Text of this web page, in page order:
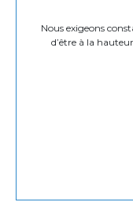
Nous exigeons
d’être à la